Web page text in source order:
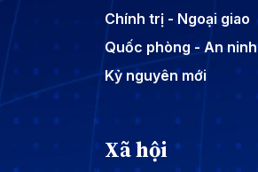
Chính trị - Ngoại giao
Quốc phòng - An ninh
Kỷ nguyên mới
Xã hội